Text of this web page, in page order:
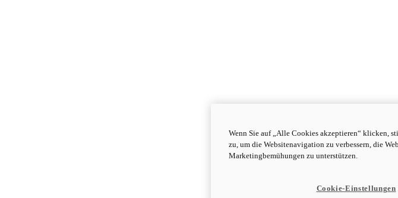
Wenn Sie auf „Alle Cookies akzeptieren“ klicken,
zu, um die Websitenavigation zu verbessern, die
Marketingbemühungen zu unterstützen.
Cookie-Einstellungen